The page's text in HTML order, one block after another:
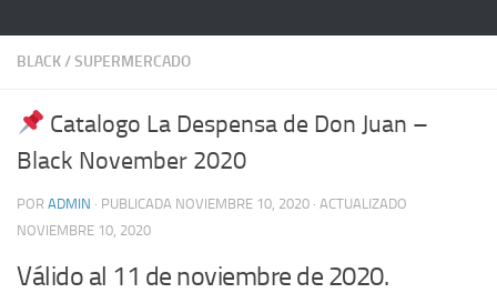
BLACK/SUPERMERCADO
Catalogo La Despensa de Don Juan –
Black November 2020
POR ADMIN · PUBLICADA NOVIEMBRE 10, 2020 · ACTUALIZADO
NOVIEMBRE 10, 2020
Válido al 11 de noviembre de 2020.